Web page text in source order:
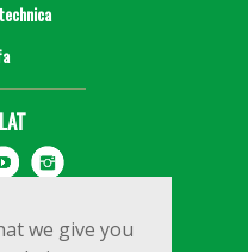
we give you